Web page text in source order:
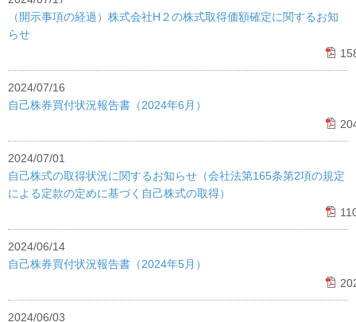
（開示事項の経過）株式会社H２の株式取得価額確定に関するお知
らせ
2024/07/16
自己株券買付状況報告書（2024年6月）
2024/07/01
自己株式の取得状況に関するお知らせ（会社法第165条第2項の規定
による定款の定めに基づく自己株式の取得）
2024/06/14
自己株券買付状況報告書（2024年5月）
2024/06/03